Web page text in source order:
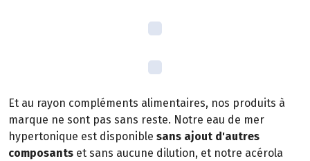
Et au rayon compléments alimentaires, nos produits à
marque ne sont pas sans reste. Notre eau de mer
hypertonique est disponible sans ajout d'autres
composants et sans aucune dilution, et notre acérola